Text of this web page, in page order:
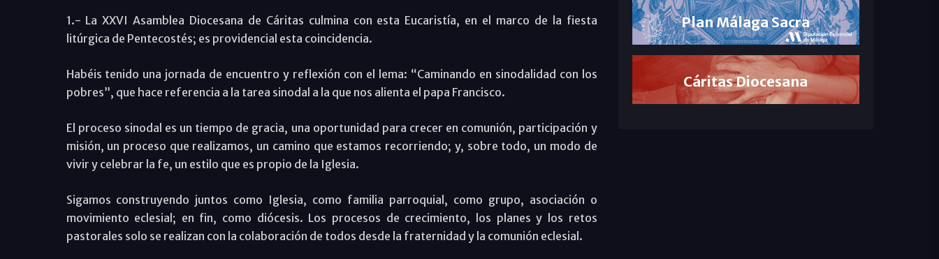
1.- La XXVI Asamblea Diocesana de Cáritas culmina con esta Eucaristía, en el marco de la fiesta
litúrgica de Pentecostés; es providencial esta coincidencia.
Habéis tenido una jornada de encuentro y reflexión con el lema: “Caminando en sinodalidad con los
pobres”, que hace referencia a la tarea sinodal a la que nos alienta el papa Francisco.
El proceso sinodal es un tiempo de gracia, una oportunidad para crecer en comunión, participación y
misión, un proceso que realizamos, un camino que estamos recorriendo; y, sobre todo, un modo de
vivir y celebrar la fe, un estilo que es propio de la Iglesia.
Sigamos construyendo juntos como Iglesia, como familia parroquial, como grupo, asociación o
movimiento eclesial; en fin, como diócesis. Los procesos de crecimiento, los planes y los retos
pastorales solo se realizan con la colaboración de todos desde la fraternidad y la comunión eclesial.
Plan Málaga Sacra
Cáritas Diocesana